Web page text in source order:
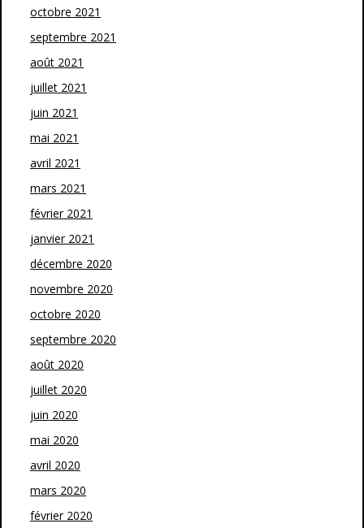
octobre 2021
septembre 2021
août 2021
juillet 2021
juin 2021
mai 2021
avril 2021
mars 2021
février 2021
janvier 2021
décembre 2020
novembre 2020
octobre 2020
septembre 2020
août 2020
juillet 2020
juin 2020
mai 2020
avril 2020
mars 2020
février 2020